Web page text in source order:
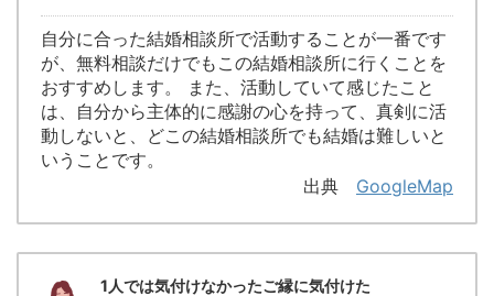
自分に合った結婚相談所で活動することが一番です
が、無料相談だけでもこの結婚相談所に行くことを
おすすめします。 また、活動していて感じたこと
は、自分から主体的に感謝の心を持って、真剣に活
動しないと、どこの結婚相談所でも結婚は難しいと
いうことです。
出典 GoogleMap
1人では気付けなかったご縁に気付けた